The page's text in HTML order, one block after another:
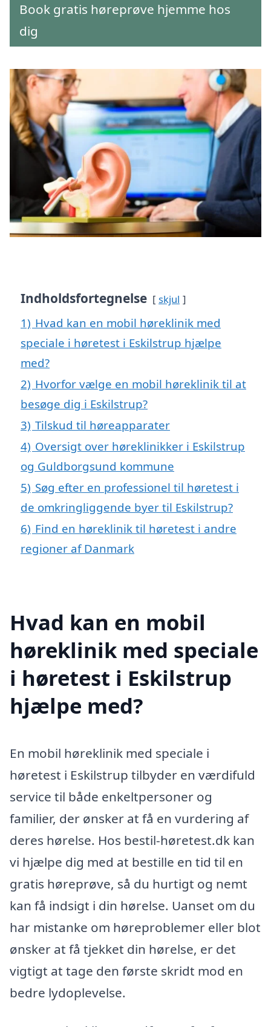
Book gratis høreprøve hjemme hos
dig
Indholdsfortegnelse skjul
1) Hvad kan en mobil høreklinik med
speciale i høretest i Eskilstrup hjælpe
med?
2) Hvorfor vælge en mobil høreklinik til at
besøge dig i Eskilstrup?
3) Tilskud til høreapparater
4) Oversigt over høreklinikker i Eskilstrup
og Guldborgsund kommune
5) Søg efter en professionel til høretest i
de omkringliggende byer til Eskilstrup?
6) Find en høreklinik til høretest i andre
regioner af Danmark
Hvad kan en mobil
høreklinik med speciale
i høretest i Eskilstrup
hjælpe med?
En mobil høreklinik med speciale i
høretest i Eskilstrup tilbyder en værdifuld
service til både enkeltpersoner og
familier, der ønsker at få en vurdering af
deres hørelse. Hos bestil-høretest.dk kan
vi hjælpe dig med at bestille en tid til en
gratis høreprøve, så du hurtigt og nemt
kan få indsigt i din hørelse. Uanset om du
har mistanke om høreproblemer eller blot
ønsker at få tjekket din hørelse, er det
vigtigt at tage den første skridt mod en
bedre lydoplevelse.